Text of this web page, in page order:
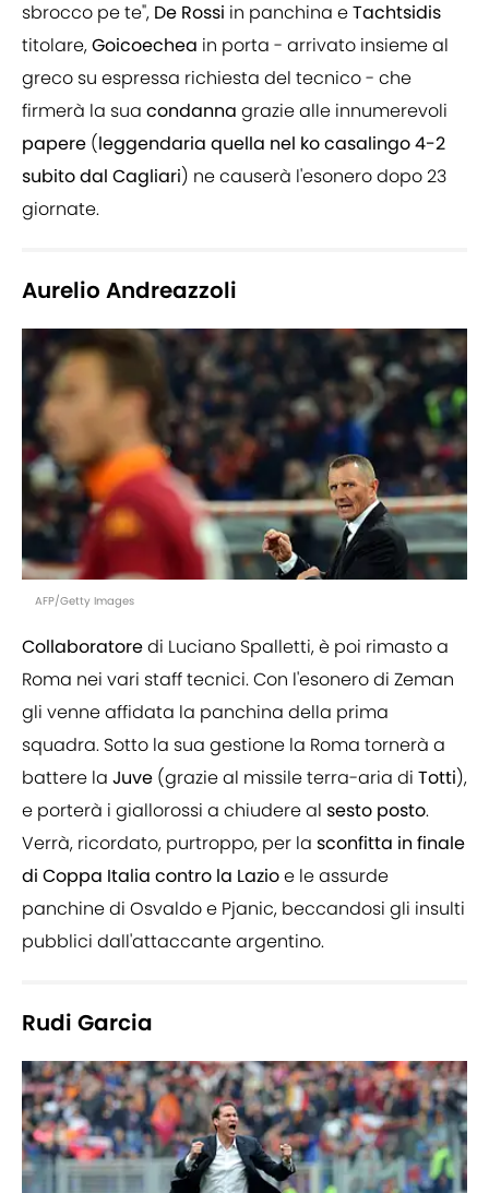
sbrocco pe te", De Rossi in panchina eTachtsidis
titolare,Goicoechea in porta - arrivato insieme al
greco su espressa richiesta del tecnico - che
firmerà la sua condanna grazie alle innumerevoli
papere (leggendaria quella nel ko casalingo 4-2
subito dal Cagliari) ne causerà l'esonero dopo 23
giornate.
Aurelio Andreazzoli
AFP/Getty Images
Collaboratoredi Luciano Spalletti, è poi rimasto a
Roma nei vari staff tecnici. Con l'esonero di Zeman
gli venne affidata la panchina della prima
squadra. Sotto la sua gestione la Roma tornerà a
battere la Juve (grazie al missile terra-aria di Totti),
e porterà i giallorossi a chiudere al sesto posto.
Verrà, ricordato, purtroppo, per la sconfitta in finale
di Coppa Italia contro la Lazioe le assurde
panchine di Osvaldo e Pjanic, beccandosi gli insulti
pubblici dall'attaccante argentino.
Rudi Garcia